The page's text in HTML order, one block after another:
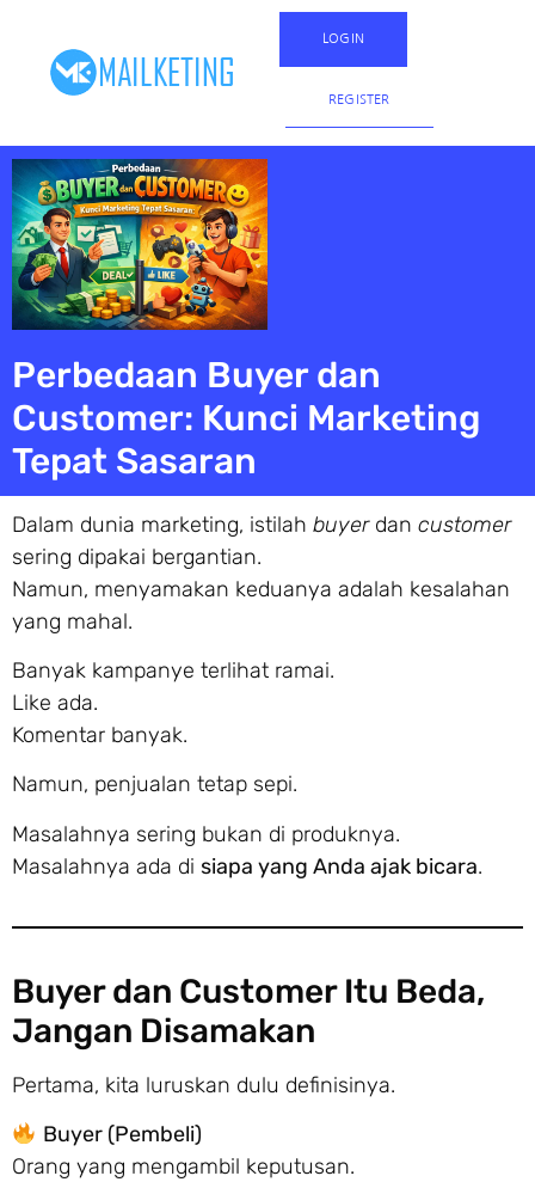
LOGIN
REGISTER
Perbedaan Buyer dan
Customer: Kunci Marketing
Tepat Sasaran
Dalam dunia marketing, istilah buyerdan customer
sering dipakai bergantian.
Namun, menyamakan keduanya adalah kesalahan
yang mahal.
Banyak kampanye terlihat ramai.
Like ada.
Komentar banyak.
Namun, penjualan tetap sepi.
Masalahnya sering bukan di produknya.
Masalahnya ada di siapa yang Anda ajak bicara.
Buyer dan Customer Itu Beda,
Jangan Disamakan
Pertama, kita luruskan dulu definisinya.
Buyer (Pembeli)
Orang yang mengambil keputusan.